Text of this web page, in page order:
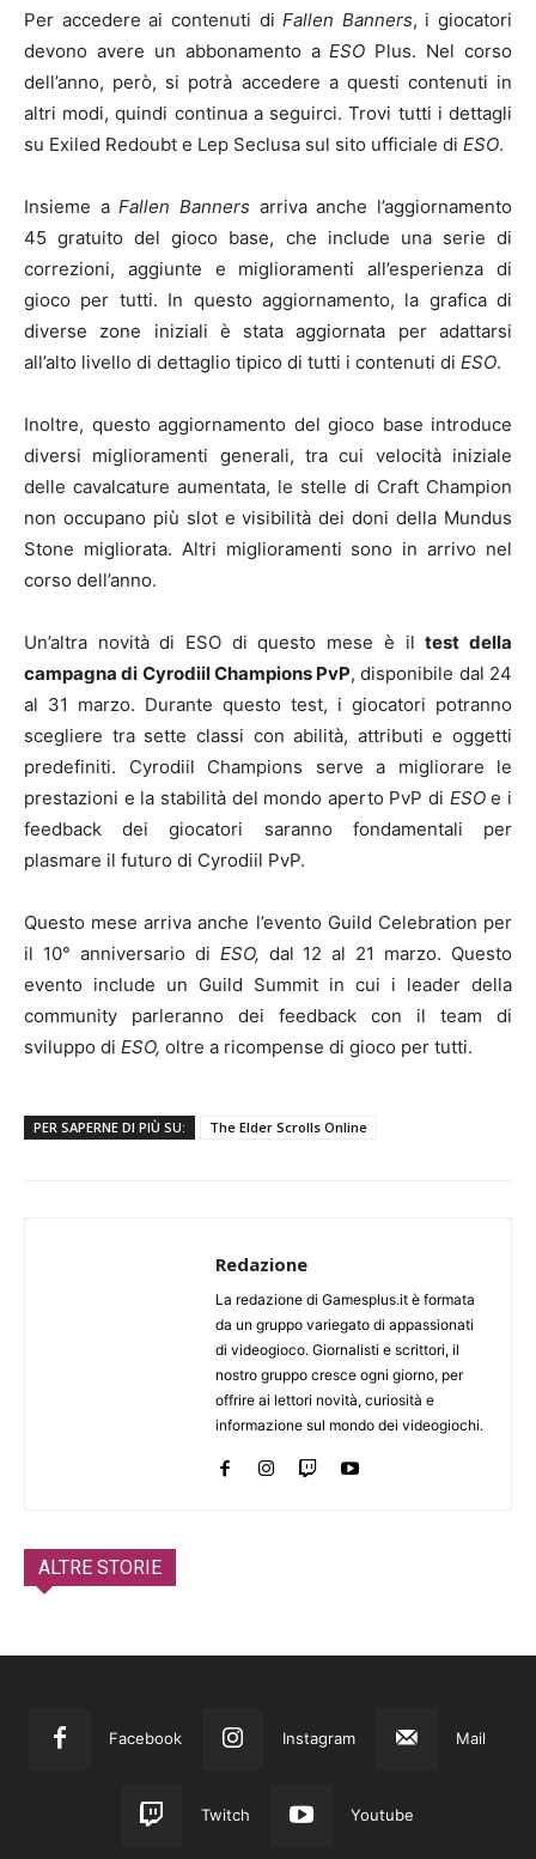
Per accedere ai contenuti diFallen Banners, i giocatori
devono avere un abbonamento aESO Plus. Nel corso
dell’anno, però, si potrà accedere a questi contenuti in
altri modi, quindi continua a seguirci. Trovi tutti i dettagli
su Exiled Redoubt e Lep Seclusa sul sito ufficiale di ESO.
Insieme aFallen Banners arriva anche l’aggiornamento
45 gratuito del gioco base, che include una serie di
correzioni, aggiunte e miglioramenti all’esperienza di
gioco per tutti. In questo aggiornamento, la grafica di
diverse zone iniziali è stata aggiornata per adattarsi
all’alto livello di dettaglio tipico di tutti i contenuti di ESO.
Inoltre, questo aggiornamento del gioco base introduce
diversi miglioramenti generali, tra cui velocità iniziale
delle cavalcature aumentata, le stelle di Craft Champion
non occupano più slot e visibilità dei doni della Mundus
Stone migliorata. Altri miglioramenti sono in arrivo nel
corso dell’anno.
Un’altra novità di ESO di questo mese è iltest della
campagna di Cyrodiil Champions PvP, disponibile dal 24
al 31 marzo. Durante questo test, i giocatori potranno
scegliere tra sette classi con abilità, attributi e oggetti
predefiniti. Cyrodiil Champions serve a migliorare le
prestazioni e la stabilità del mondo aperto PvP di ESOe i
feedback dei giocatori saranno fondamentali per
plasmare il futuro di Cyrodiil PvP.
Questo mese arriva anche l’evento Guild Celebration per
il 10° anniversario di ESO, dal 12 al 21 marzo. Questo
evento include un Guild Summit in cui i leader della
community parleranno dei feedback con il team di
sviluppo di ESO, oltre a ricompense di gioco per tutti.
PER SAPERNE DI PIÙ SU: The Elder Scrolls Online
Redazione
La redazione di Gamesplus.it è formata
da un gruppo variegato di appassionati
di videogioco. Giornalisti e scrittori, il
nostro gruppo cresce ogni giorno, per
offrire ai lettori novità, curiosità e
informazione sul mondo dei videogiochi.
ALTRE STORIE
Facebook Instagram Mail
Twitch Youtube